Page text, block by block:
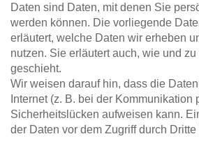
Daten sind Daten, mit denen Sie
werden können. Die vorliegende
erläutert, welche Daten wir erheben
nutzen. Sie erläutert auch, wie und
geschieht.
Wir weisen darauf hin, dass die
Internet (z. B. bei der Kommunikation
Sicherheitslücken aufweisen kann.
der Daten vor dem Zugriff durch